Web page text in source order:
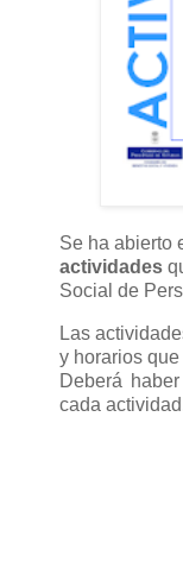
Se ha abierto
actividades
Social de
Las
y horarios
Deberá
cada